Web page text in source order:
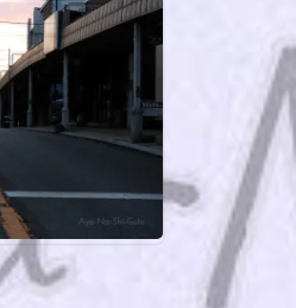
Auschwitz